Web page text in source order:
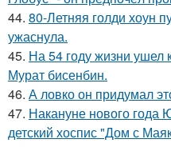
44. 80-Летняя голди хоун
ужаснула.
45. На 54 году жизни ушел
Мурат бисенбин.
46. А ловко он придумал
47. Накануне нового года
детский хоспис "Дом с